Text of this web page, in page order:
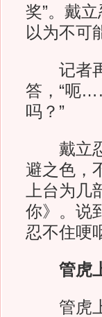
奖”。戴
以为不可
记者再
答，“呃
吗？”
戴立忍
避之色，
上台为
你》。说
忍不住哽
管虎上
管虎上